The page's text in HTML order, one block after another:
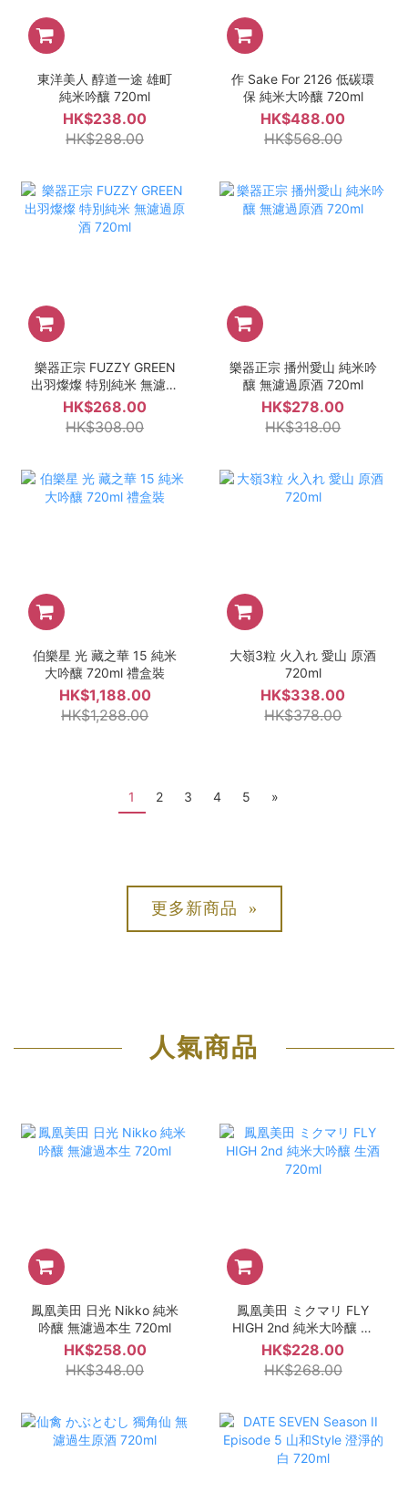
東洋美人 醇道一途 雄町
純米吟釀 720ml
HK$238.00
HK$288.00
作 Sake For 2126 低碳環
保 純米大吟釀 720ml
HK$488.00
HK$568.00
樂器正宗 FUZZY GREEN
出羽燦燦 特別純米 無濾過
原酒 720ml
HK$268.00
HK$308.00
樂器正宗 播州愛山 純米吟
釀 無濾過原酒 720ml
HK$278.00
HK$318.00
伯樂星 光 藏之華 15 純米
大吟釀 720ml 禮盒裝
HK$1,188.00
HK$1,288.00
大嶺3粒 火入れ 愛山 原酒
720ml
HK$338.00
HK$378.00
1 2 3 4 5 »
更多新商品 »
人氣商品
鳳凰美田 日光 Nikko 純米
吟釀 無濾過本生 720ml
HK$258.00
HK$348.00
鳳凰美田 ミクマリ FLY
HIGH 2nd 純米大吟釀 生
酒 720ml
HK$228.00
HK$268.00